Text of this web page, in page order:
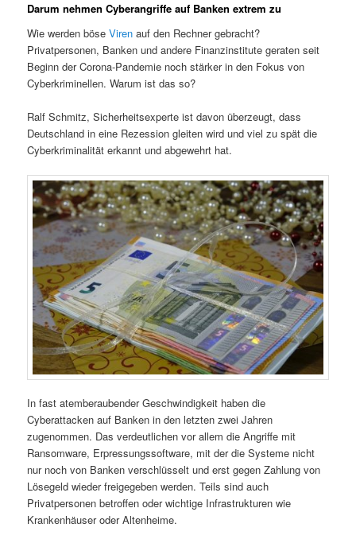
Darum nehmen Cyberangriffe auf Banken extrem zu
Wie werden böseViren auf den Rechner gebracht?
Privatpersonen, Banken und andere Finanzinstitute geraten seit
Beginn der Corona-Pandemie noch stärker in den Fokus von
Cyberkriminellen. Warum ist das so?
Ralf Schmitz, Sicherheitsexperte ist davon überzeugt, dass
Deutschland in eine Rezession gleiten wird und viel zu spät die
Cyberkriminalität erkannt und abgewehrt hat.
In fast atemberaubender Geschwindigkeit haben die
Cyberattacken auf Banken in den letzten zwei Jahren
zugenommen. Das verdeutlichen vor allem die Angriffe mit
Ransomware, Erpressungssoftware, mit der die Systeme nicht
nur noch von Banken verschlüsselt und erst gegen Zahlung von
Lösegeld wieder freigegeben werden. Teils sind auch
Privatpersonen betroffen oder wichtige Infrastrukturen wie
Krankenhäuser oder Altenheime.